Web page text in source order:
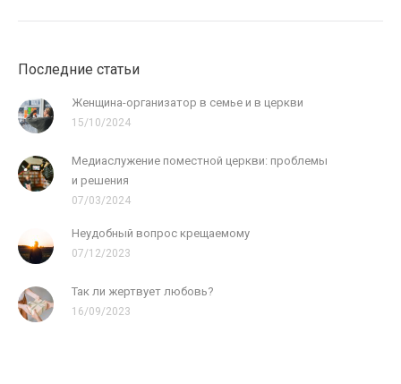
Последние статьи
Женщина-организатор в семье и в церкви
15/10/2024
Медиаслужение поместной церкви: проблемы
и решения
07/03/2024
Неудобный вопрос крещаемому
07/12/2023
Так ли жертвует любовь?
16/09/2023